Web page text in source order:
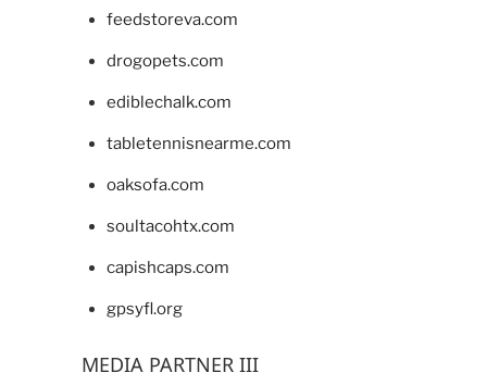
feedstoreva.com
drogopets.com
ediblechalk.com
tabletennisnearme.com
oaksofa.com
soultacohtx.com
capishcaps.com
gpsyfl.org
MEDIA PARTNER III